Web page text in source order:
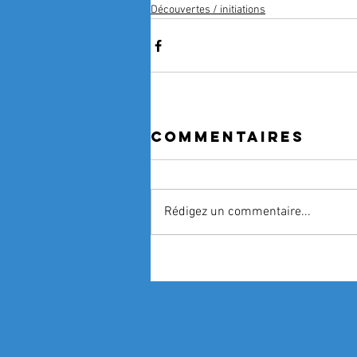
Découvertes / initiations
Commentaires
Rédigez un commentaire...